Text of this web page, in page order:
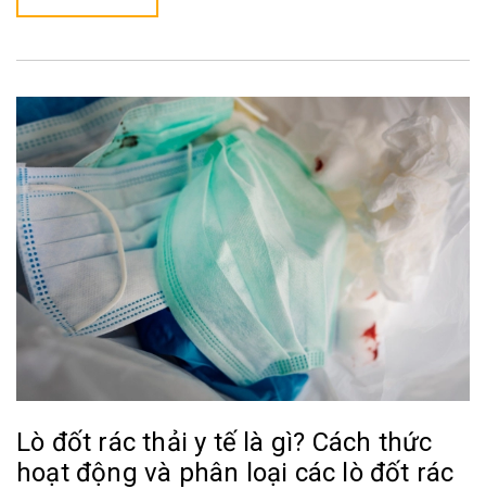
Lò đốt rác thải y tế là gì? Cách thức
hoạt động và phân loại các lò đốt rác